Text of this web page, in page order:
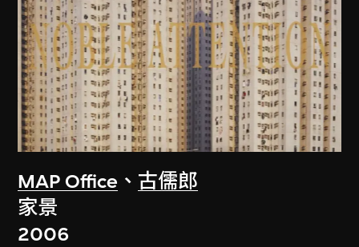
MAP Office 、 古儒郎
家景
2006